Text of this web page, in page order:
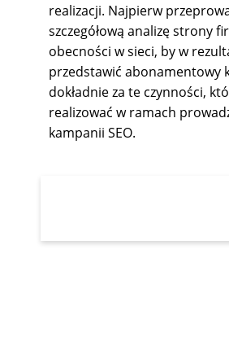
realizacji. Najpierw
szczegółową analizę strony
obecności w sieci, by w
przedstawić abonamentowy
dokładnie za te czynności,
realizować w ramach
kampanii SEO.